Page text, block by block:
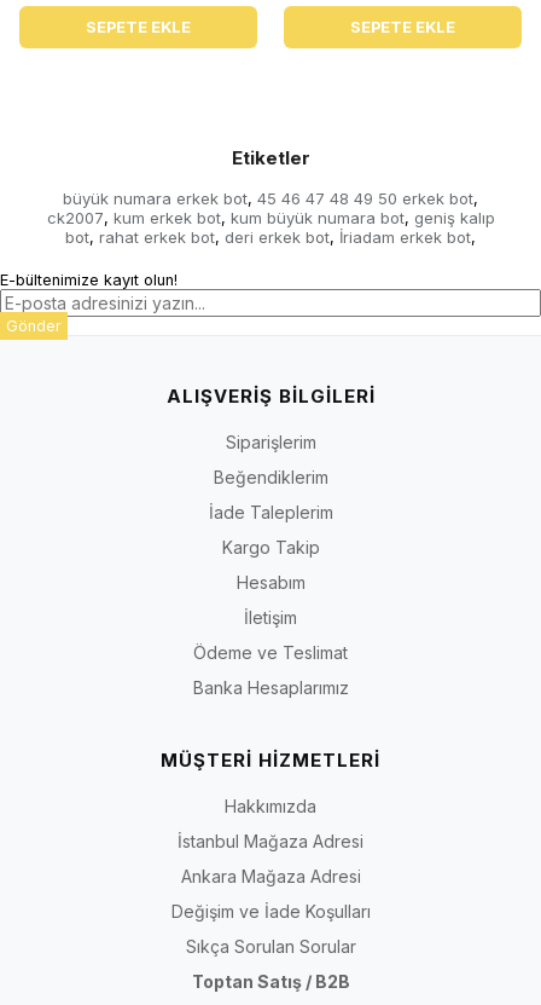
SEPETE EKLE SEPETE EKLE
Etiketler
büyük numara erkek bot, 45 46 47 48 49 50 erkek bot,
ck2007, kum erkek bot, kum büyük numara bot, geniş kalıp
bot, rahat erkek bot, deri erkek bot, İriadam erkek bot,
E-bültenimize kayıt olun!
Gönder
ALIŞVERİŞ BİLGİLERİ
Siparişlerim
Beğendiklerim
İade Taleplerim
Kargo Takip
Hesabım
İletişim
Ödeme ve Teslimat
Banka Hesaplarımız
MÜŞTERİ HİZMETLERİ
Hakkımızda
İstanbul Mağaza Adresi
Ankara Mağaza Adresi
Değişim ve İade Koşulları
Sıkça Sorulan Sorular
Toptan Satış / B2B